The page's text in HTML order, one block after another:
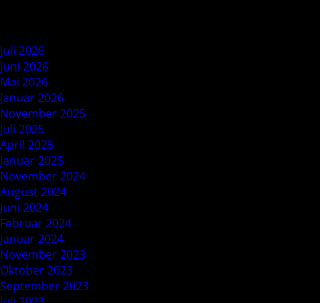
Juli 2026
Juni 2026
Mai 2026
Januar 2026
November 2025
Juli 2025
April 2025
Januar 2025
November 2024
August 2024
Juni 2024
Februar 2024
Januar 2024
November 2023
Oktober 2023
September 2023